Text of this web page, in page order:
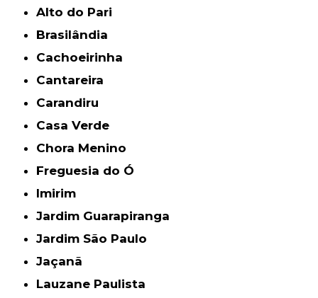
Alto do Pari
Brasilândia
Cachoeirinha
Cantareira
Carandiru
Casa Verde
Chora Menino
Freguesia do Ó
Imirim
Jardim Guarapiranga
Jardim São Paulo
Jaçanã
Lauzane Paulista